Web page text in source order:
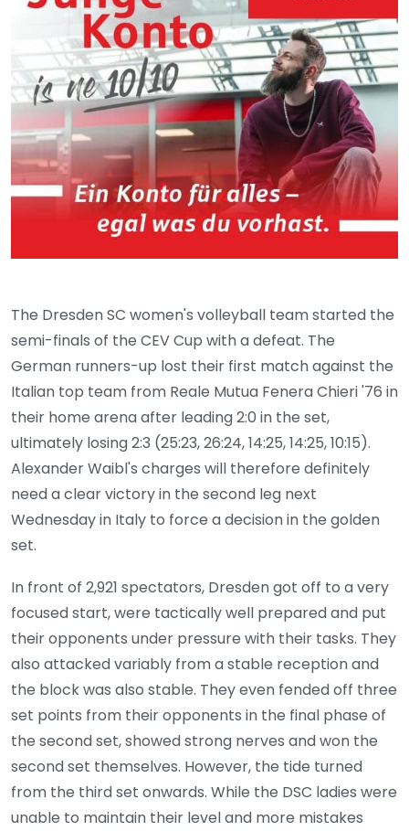
The Dresden SC women's volleyball team started the
semi-finals of the CEV Cup with a defeat. The
German runners-up lost their first match against the
Italian top team from Reale Mutua Fenera Chieri '76 in
their home arena after leading 2:0 in the set,
ultimately losing 2:3 (25:23, 26:24, 14:25, 14:25, 10:15).
Alexander Waibl's charges will therefore definitely
need a clear victory in the second leg next
Wednesday in Italy to force a decision in the golden
set.
In front of 2,921 spectators, Dresden got off to a very
focused start, were tactically well prepared and put
their opponents under pressure with their tasks. They
also attacked variably from a stable reception and
the block was also stable. They even fended off three
set points from their opponents in the final phase of
the second set, showed strong nerves and won the
second set themselves. However, the tide turned
from the third set onwards. While the DSC ladies were
unable to maintain their level and more mistakes